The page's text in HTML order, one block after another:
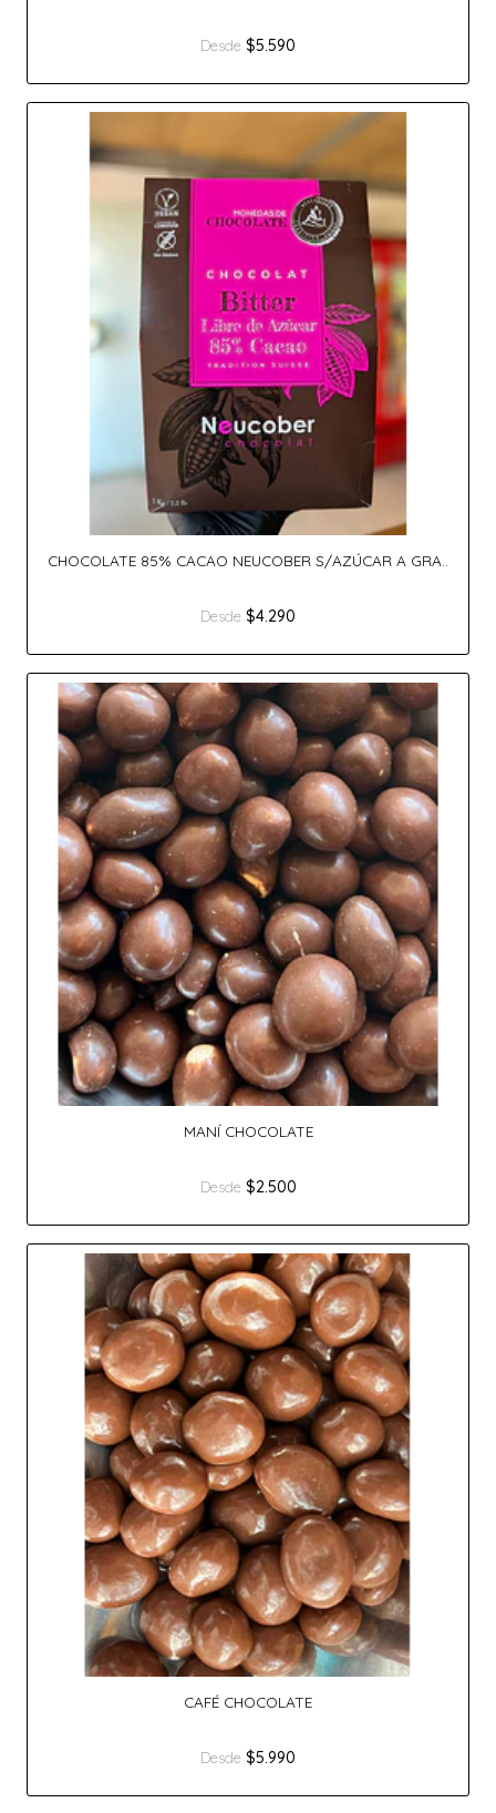
Desde $5.590
CHOCOLATE 85% CACAO NEUCOBER S/AZÚCAR A GRA..
Desde $4.290
MANÍ CHOCOLATE
Desde $2.500
CAFÉ CHOCOLATE
Desde $5.990